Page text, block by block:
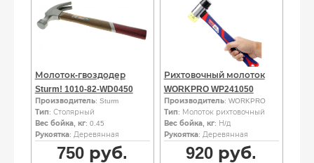
Молоток-гвоздодер
Sturm! 1010-82-WD0450
Производитель: Sturm
Тип: Столярный
Вес бойка, кг: 0.45
Рукоятка: Деревянная
750 руб.
Рихтовочный молоток
WORKPRO WP241050
Производитель: WORKPRO
Тип: Молоток рихтовочный
Вес бойка, кг: Н/д
Рукоятка: Деревянная
920 руб.